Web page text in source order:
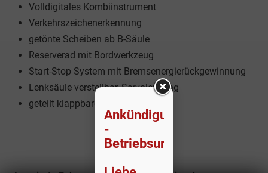
Volldigitales Kombiinstrument
Verkehrszeichenerkennung
getönte Scheiben ab B-Säule
Reserverad mit Bordwerkzeug
Start-Stop System mit Bremsenergierückgewinnung
Lenksäule verstellbar, Servolenkung
geteilt klappbare Rückbank
Ankündigung
-
Betriebsurlaub: